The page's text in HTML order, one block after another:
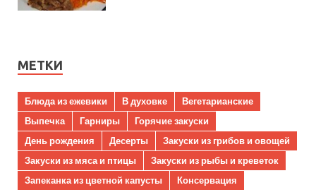
МЕТКИ
Блюда из ежевики В духовке
Вегетарианские
Выпечка
Гарниры
Горячие закуски
День рождения
Десерты
Закуски из грибов и овощей
Закуски из мяса и птицы
Закуски из рыбы и креветок
Запеканка из цветной капусты
Консервация